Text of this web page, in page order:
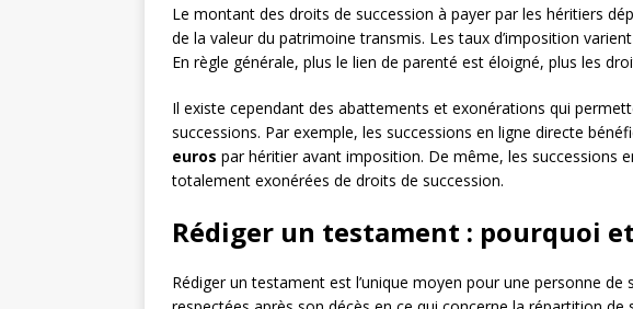
Le montant des droits de succession à payer par les héritiers
de la valeur du patrimoine transmis. Les taux d’imposition
En règle générale, plus le lien de parenté est éloigné, plus les
Il existe cependant des abattements et exonérations qui
successions. Par exemple, les successions en ligne directe
euros par héritier avant imposition. De même, les successions
totalement exonérées de droits de succession.
Rédiger un testament : pourquoi
Rédiger un testament est l’unique moyen pour une personne de